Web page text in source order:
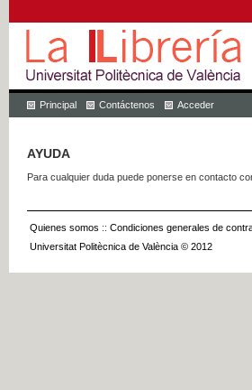
Principal Contáctenos Acceder
AYUDA
Para cualquier duda puede ponerse en contacto
Quienes somos :: Condiciones generales de
Universitat Politècnica de València © 2012